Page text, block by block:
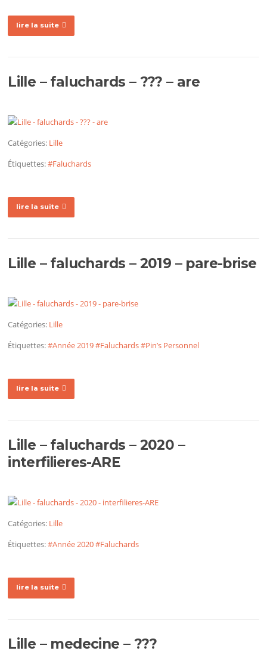
lire la suite
Lille – faluchards – ??? – are
Catégories: Lille
Étiquettes:#Faluchards
lire la suite
Lille – faluchards – 2019 – pare-brise
Catégories: Lille
Étiquettes:#Année 2019#Faluchards#Pin’s Personnel
lire la suite
Lille – faluchards – 2020 –
interfilieres-ARE
Catégories: Lille
Étiquettes:#Année 2020#Faluchards
lire la suite
Lille – medecine – ???